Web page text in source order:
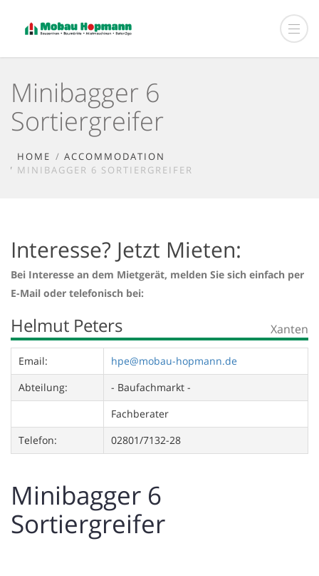
Minibagger 6
Sortiergreifer
HOME
ACCOMMODATION
MINIBAGGER 6 SORTIERGREIFER
Interesse? Jetzt Mieten:
Bei Interesse an dem Mietgerät, melden Sie sich einfach per
E-Mail oder telefonisch bei:
Helmut Peters Xanten
Email:
hpe@mobau-hopmann.de
Abteilung:
- Baufachmarkt -
Fachberater
Telefon:
02801/7132-28
Minibagger 6
Sortiergreifer